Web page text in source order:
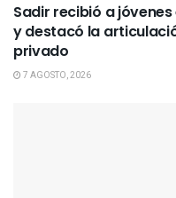
Sadir recibió a
y destacó la
privado
7 AGOSTO, 2026